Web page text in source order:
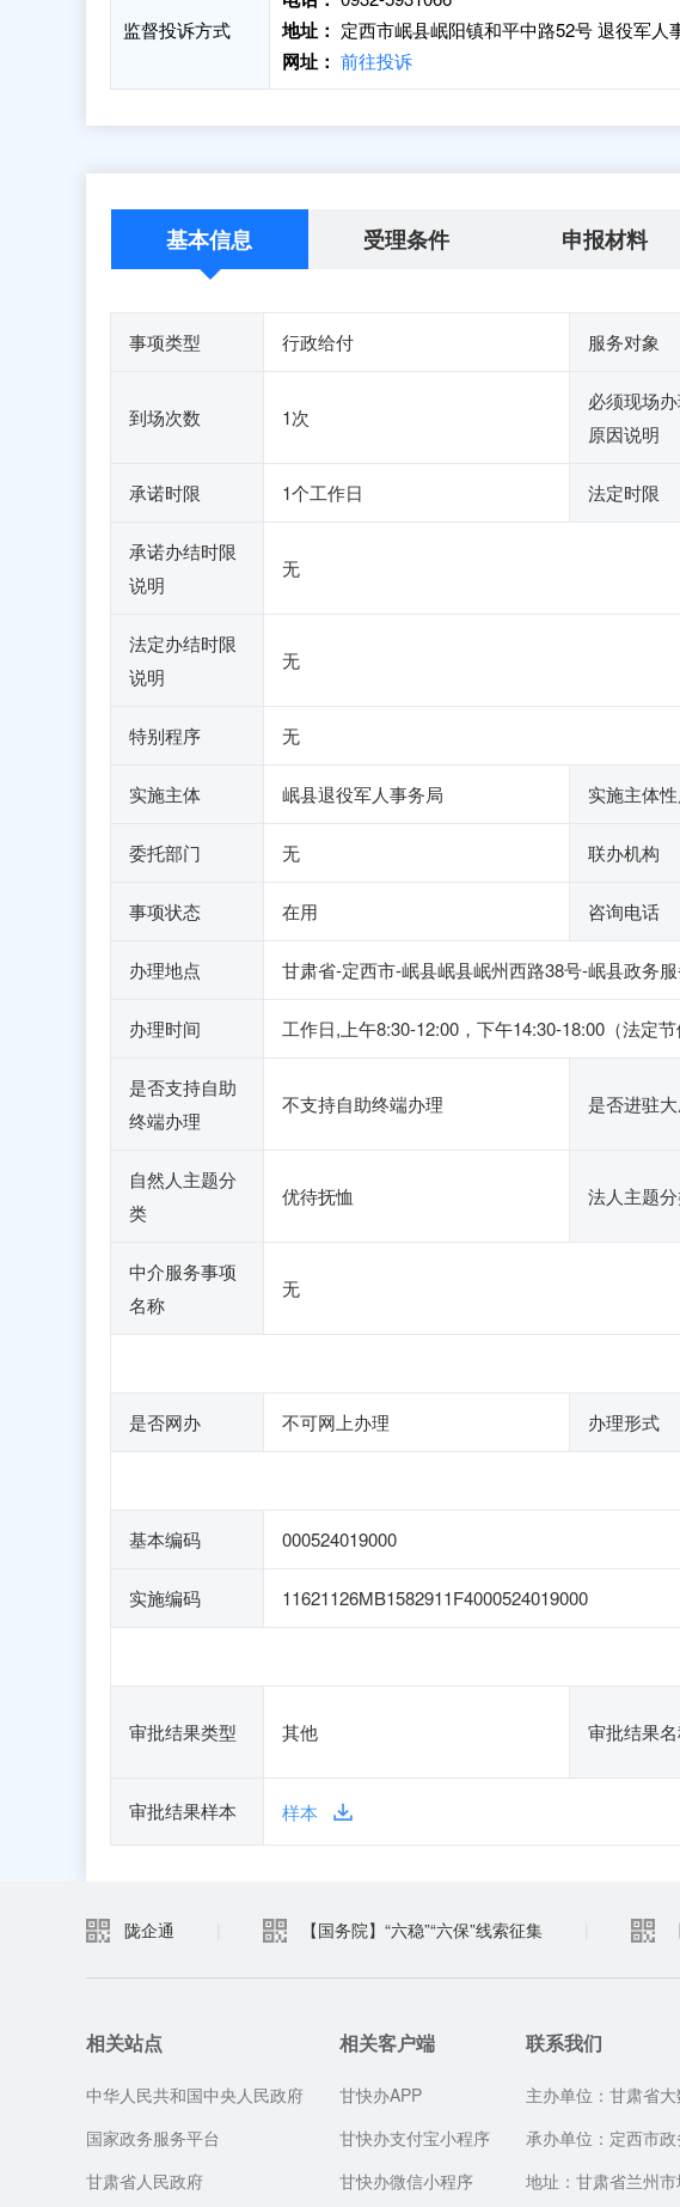
监督投诉方式 地址： 定西市岷县岷阳镇和平中路52号 退役军人
网址： 前往投诉
基本信息 受理条件 申报材料
事项类型 行政给付 服务对象
到场次数 1次
必须现场
原因说明
承诺时限 1个工作日 法定时限
承诺办结时限
说明
无
法定办结时限
说明
无
特别程序 无
实施主体 岷县退役军人事务局 实施主体
委托部门 无 联办机构
事项状态 在用 咨询电话
办理地点 甘肃省-定西市-岷县岷县岷州西路38号-岷县政务服
办理时间 工作日,上午8:30-12:00，下午14:30-18:00（法定节
是否支持自助
终端办理
不支持自助终端办理 是否进驻
自然人主题分
类
优待抚恤 法人主题
中介服务事项
名称
无
是否网办 不可网上办理 办理形式
基本编码 000524019000
实施编码 11621126MB1582911F4000524019000
审批结果类型 其他 审批结果
审批结果样本 样本
陇企通 【国务院】“六稳”“六保”线索征集
相关站点
中华人民共和国中央人民政府
国家政务服务平台
甘肃省人民政府
相关客户端
甘快办APP
甘快办支付宝小程序
甘快办微信小程序
联系我们
主办单位：甘肃省
承办单位：定西市
地址：甘肃省兰州